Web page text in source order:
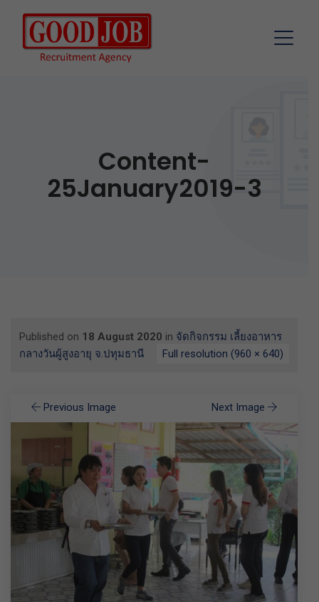
Content-
25January2019-3
Published on 18 August 2020 in จัดกิจกรรม เลี้ยงอาหาร
กลางวันผู้สูงอายุ จ.ปทุมธานี
Full resolution (960 × 640)
Previous Image Next Image